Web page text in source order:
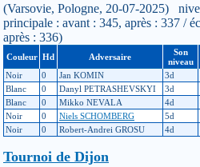
(Varsovie, Pologne, 20-07-2025)
principale : avant : 345, après : 337 /
après : 336)
Couleur Hd Adversaire
Son
niveau
Noir
0 Jan KOMIN 3d
Blanc
0 Danyl PETRASHEVSKYI 3d
Blanc
0 Mikko NEVALA 4d
Noir
0 Niels SCHOMBERG 5d
Noir
0 Robert-Andrei GROSU 4d
Tournoi de Dijon